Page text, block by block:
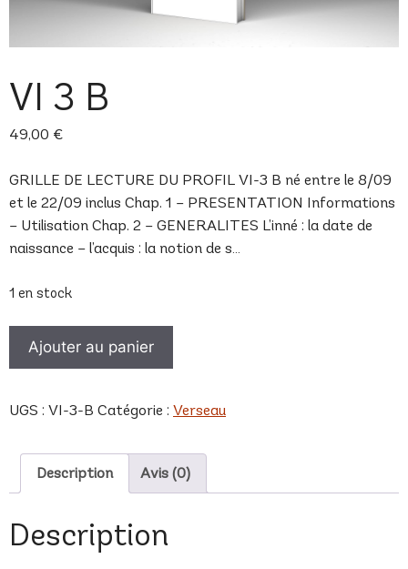
VI 3 B
49,00 €
GRILLE DE LECTURE DU PROFIL VI-3 B né entre le 8/09
et le 22/09 inclus Chap. 1 – PRESENTATION Informations
– Utilisation Chap. 2 – GENERALITES L’inné : la date de
naissance – l’acquis : la notion de s…
1 en stock
3
Ajouter au panier
UGS : VI-3-B Catégorie : Verseau
Description Avis (0)
Description